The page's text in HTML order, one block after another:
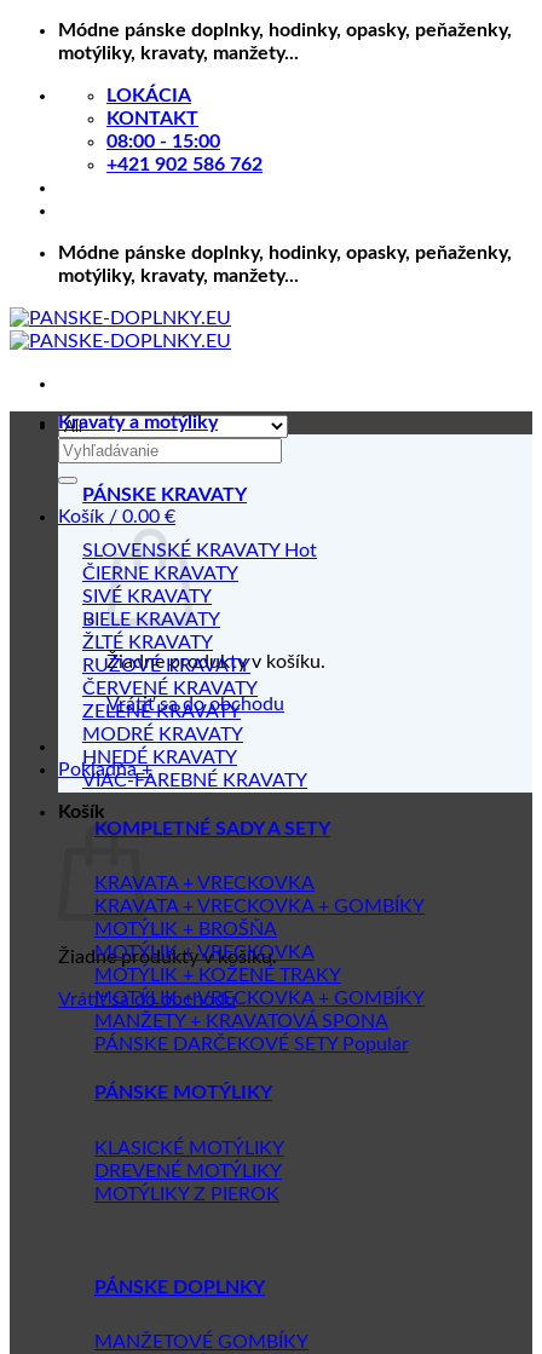
Skip
Módne pánske doplnky, hodinky, opasky, peňaženky,
motýliky, kravaty, manžety...
LOKÁCIA
KONTAKT
08:00 - 15:00
+421 902 586 762
Módne pánske doplnky, hodinky, opasky, peňaženky,
motýliky, kravaty, manžety...
Hľadať:
Košík / 0.00 €
Žiadne produkty v košíku.
Vrátiť sa do obchodu
Pokladňa +
Košík
Žiadne produkty v košíku.
Vrátiť sa do obchodu
Kravaty a motýliky
PÁNSKE KRAVATY
SLOVENSKÉ KRAVATY
ČIERNE KRAVATY
SIVÉ KRAVATY
BIELE KRAVATY
ŽLTÉ KRAVATY
RUŽOVÉ KRAVATY
ČERVENÉ KRAVATY
ZELENÉ KRAVATY
MODRÉ KRAVATY
HNEDÉ KRAVATY
VIAC-FAREBNÉ KRAVATY
KOMPLETNÉ SADY A SETY
KRAVATA + VRECKOVKA
KRAVATA + VRECKOVKA + GOMBÍKY
MOTÝLIK + BROŠŇA
MOTÝLIK + VRECKOVKA
MOTÝLIK + KOŽENÉ TRAKY
MOTÝLIK + VRECKOVKA + GOMBÍKY
MANŽETY + KRAVATOVÁ SPONA
PÁNSKE DARČEKOVÉ SETY
PÁNSKE MOTÝLIKY
KLASICKÉ MOTÝLIKY
DREVENÉ MOTÝLIKY
MOTÝLIKY Z PIEROK
PÁNSKE DOPLNKY
MANŽETOVÉ GOMBÍKY